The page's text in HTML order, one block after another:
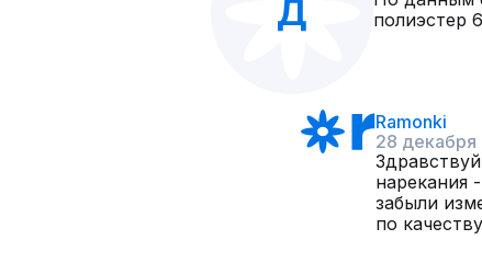
Д
полиэстер
Ramonki
28 декабря
нарекания
забыли
по